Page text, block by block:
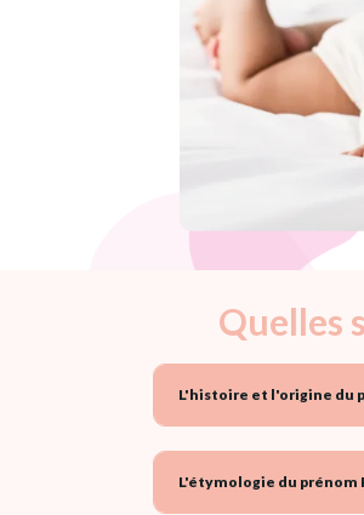
Quelles
L'histoire et l'origine du
L'étymologie du prénom